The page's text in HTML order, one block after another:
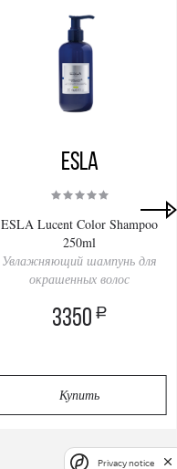
ESLA
ESLA Lucent Color Shampoo
250ml
Увлажняющий шампунь для
окрашенных волос
3350 a
Купить
Privacy notice